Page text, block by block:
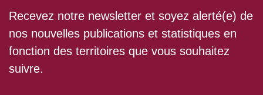
Recevez notre newsletter et soyez alerté(e) de
nos nouvelles publications et statistiques en
fonction des territoires que vous souhaitez
suivre.